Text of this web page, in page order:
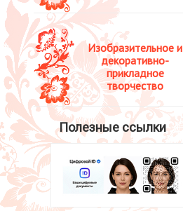
Изобразительное и
декоративно-
прикладное
творчество
Полезные ссылки